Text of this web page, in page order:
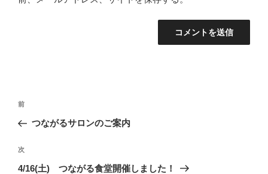
投
ナ
ビ
ゲ
前
の
稿
前
つながるサロンのご案内
次
の
次
4/16(土) つながる食堂開催しました！